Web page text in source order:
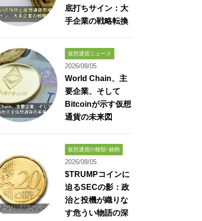
底打ちサイン：大
手企業の戦略転換
仮想通貨ニュース
2026/08/05
World Chain、主
要企業、そして
Bitcoinが示す仮想
通貨の未来図
仮想通貨の種類･銘柄
2026/08/05
$TRUMPコインに
迫るSECの影：政
治と投機が織りな
す危うい物語の深